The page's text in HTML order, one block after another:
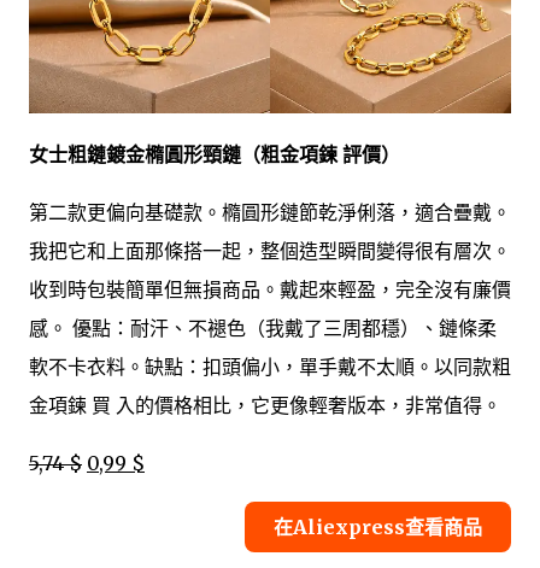
女士粗鏈鍍金橢圓形頸鏈（粗金項鍊 評價）
第二款更偏向基礎款。橢圓形鏈節乾淨俐落，適合疊戴。
我把它和上面那條搭一起，整個造型瞬間變得很有層次。
收到時包裝簡單但無損商品。戴起來輕盈，完全沒有廉價
感。 優點：耐汗、不褪色（我戴了三周都穩）、鏈條柔
軟不卡衣料。缺點：扣頭偏小，單手戴不太順。以同款粗
金項鍊 買 入的價格相比，它更像輕奢版本，非常值得。
5,74 $ 0,99 $
在Aliexpress查看商品